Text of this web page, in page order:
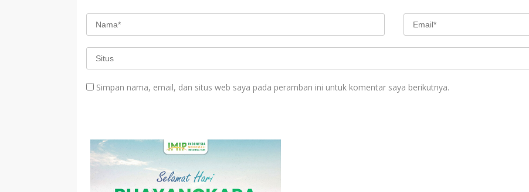
Simpan nama, email, dan situs web saya pada peramban ini untuk komentar saya berikutnya.